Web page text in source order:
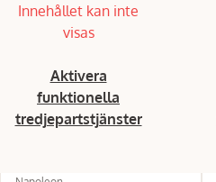
Innehållet kan inte
visas
Aktivera
funktionella
tredjepartstjänster